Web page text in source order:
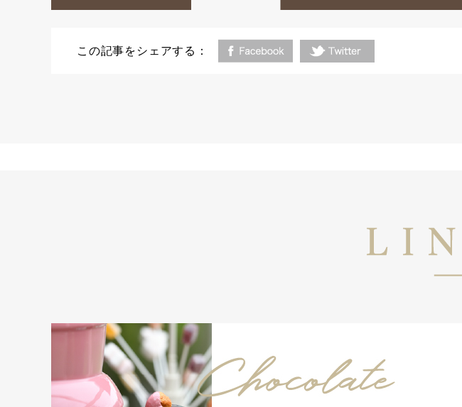
この記事をシェアする：